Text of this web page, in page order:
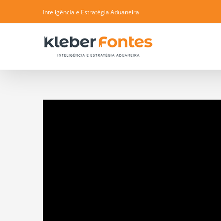
Inteligência e Estratégia Aduaneira